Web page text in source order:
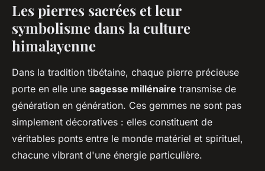
Les pierres sacrées et leur
symbolisme dans la culture
himalayenne
Dans la tradition tibétaine, chaque pierre précieuse
porte en elle une sagesse millénaire transmise de
génération en génération. Ces gemmes ne sont pas
simplement décoratives : elles constituent de
véritables ponts entre le monde matériel et spirituel,
chacune vibrant d'une énergie particulière.